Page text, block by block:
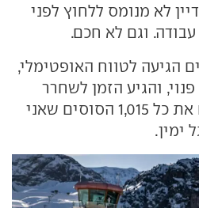
לא מנומס ללחוץ לפני
וגם לא חכם.
הגיעה לטווח האופטימלי,
והגיע הזמן לשחרר
לאספלט גרמני משובח את כל 1,015 הסוסים שאני
ימין.